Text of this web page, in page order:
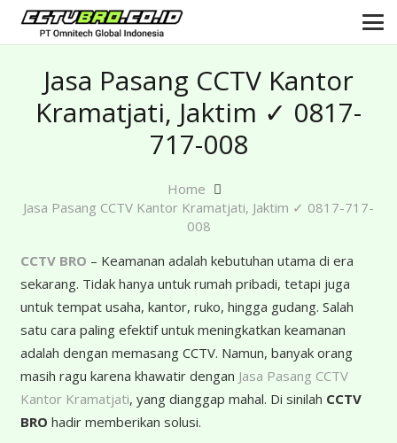
Jasa Pasang CCTV Kantor
Kramatjati, Jaktim ✓ 0817-
717-008
Home
Jasa Pasang CCTV Kantor Kramatjati, Jaktim ✓ 0817-717-
008
CCTV BRO – Keamanan adalah kebutuhan utama di era
sekarang. Tidak hanya untuk rumah pribadi, tetapi juga
untuk tempat usaha, kantor, ruko, hingga gudang. Salah
satu cara paling efektif untuk meningkatkan keamanan
adalah dengan memasang CCTV. Namun, banyak orang
masih ragu karena khawatir dengan Jasa Pasang CCTV
Kantor Kramatjati, yang dianggap mahal. Di sinilah CCTV
BRO hadir memberikan solusi.